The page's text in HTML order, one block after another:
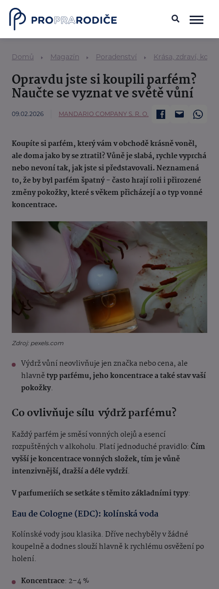
Domů Magazín Poradenství Krása, zdraví,
Opravdu jste si koupili parfém?
Naučte se vyznat ve světě vůní
09.02.2026 MANDARIO COMPANY S. R. O.
Koupíte si parfém, který vám v obchodě krásně voněl,
ale doma jako by se ztratil? Vůně je slabá, rychle vyprchá
nebo nevoní tak, jak jste si představovali. Neznamená
to, že by byl parfém špatný - často hrají roli i přirozené
změny pokožky, které s věkem přicházejí a o typ vonné
koncentrace.
Zdroj: pexels.com
Výdrž vůní neovlivňuje jen značka nebo cena, ale
hlavnětyp parfému, jeho koncentrace a také stav vaší
pokožky.
Co ovlivňuje sílu výdrž parfému?
Každý parfém je směsí vonných olejů a esencí
rozpuštěných v alkoholu. Platí jednoduché pravidlo: Čím
vyšší je koncentrace vonných složek, tím je vůně
intenzivnější, dražší a déle vydrží.
V parfumeriích se setkáte s těmito základními typy:
Eau de Cologne (EDC): kolínská voda
Kolínské vody jsou klasika. Dříve nechyběly v žádné
koupelně a dodnes slouží hlavně k rychlému osvěžení po
holení.
Koncentrace: 2–4 %